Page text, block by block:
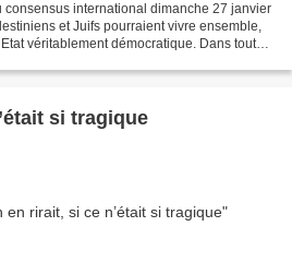
consensus international dimanche 27 janvier
et Juifs pourraient vivre ensemble,
véritablement démocratique. Dans toute
si tragique